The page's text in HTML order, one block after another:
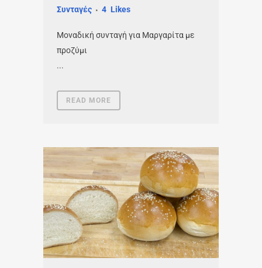
Συνταγές
4 Likes
Μοναδική συνταγή για Μαργαρίτα με
προζύμι
...
READ MORE